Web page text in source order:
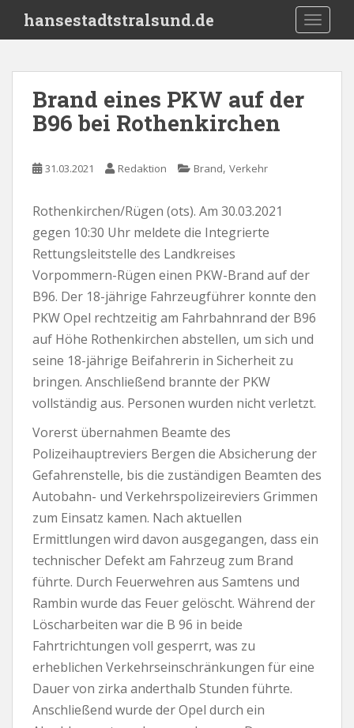
i
hansestadtstralsund.de
Brand eines PKW auf der
B96 bei Rothenkirchen
31.03.2021 Redaktion Brand, Verkehr
Rothenkirchen/Rügen (ots). Am 30.03.2021
gegen 10:30 Uhr meldete die Integrierte
Rettungsleitstelle des Landkreises
Vorpommern-Rügen einen PKW-Brand auf der
B96. Der 18-jährige Fahrzeugführer konnte den
PKW Opel rechtzeitig am Fahrbahnrand der B96
auf Höhe Rothenkirchen abstellen, um sich und
seine 18-jährige Beifahrerin in Sicherheit zu
bringen. Anschließend brannte der PKW
vollständig aus. Personen wurden nicht verletzt.
Vorerst übernahmen Beamte des
Polizeihauptreviers Bergen die Absicherung der
Gefahrenstelle, bis die zuständigen Beamten des
Autobahn- und Verkehrspolizeireviers Grimmen
zum Einsatz kamen. Nach aktuellen
Ermittlungen wird davon ausgegangen, dass ein
technischer Defekt am Fahrzeug zum Brand
führte. Durch Feuerwehren aus Samtens und
Rambin wurde das Feuer gelöscht. Während der
Löscharbeiten war die B 96 in beide
Fahrtrichtungen voll gesperrt, was zu
erheblichen Verkehrseinschränkungen für eine
Dauer von zirka anderthalb Stunden führte.
Anschließend wurde der Opel durch ein